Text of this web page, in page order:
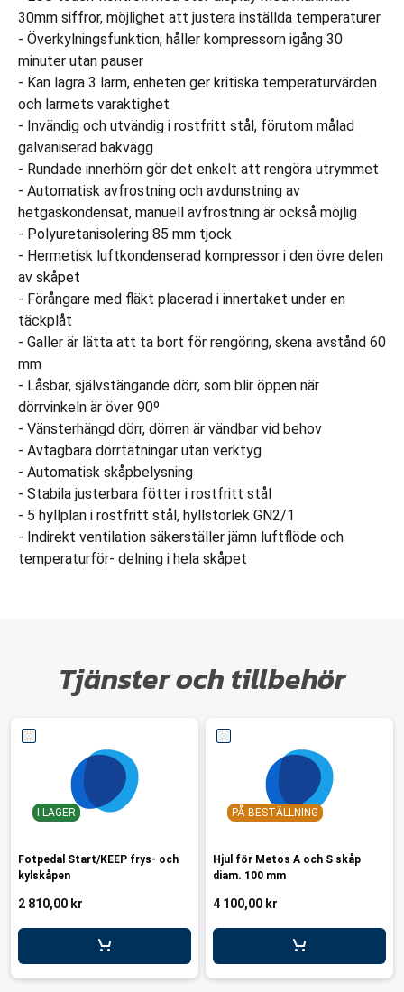
30mm siffror, möjlighet att justera inställda temperaturer
- Överkylningsfunktion, håller kompressorn igång 30
minuter utan pauser
- Kan lagra 3 larm, enheten ger kritiska temperaturvärden
och larmets varaktighet
- Invändig och utvändig i rostfritt stål, förutom målad
galvaniserad bakvägg
- Rundade innerhörn gör det enkelt att rengöra utrymmet
- Automatisk avfrostning och avdunstning av
hetgaskondensat, manuell avfrostning är också möjlig
- Polyuretanisolering 85 mm tjock
- Hermetisk luftkondenserad kompressor i den övre delen
av skåpet
- Förångare med fläkt placerad i innertaket under en
täckplåt
- Galler är lätta att ta bort för rengöring, skena avstånd 60
mm
- Låsbar, självstängande dörr, som blir öppen när
dörrvinkeln är över 90º
- Vänsterhängd dörr, dörren är vändbar vid behov
- Avtagbara dörrtätningar utan verktyg
- Automatisk skåpbelysning
- Stabila justerbara fötter i rostfritt stål
- 5 hyllplan i rostfritt stål, hyllstorlek GN2/1
- Indirekt ventilation säkerställer jämn luftflöde och
temperaturför- delning i hela skåpet
Tjänster och tillbehör
I LAGER
Fotpedal Start/KEEP frys- och
kylskåpen
2 810,00 kr
PÅ BESTÄLLNING
Hjul för Metos A och S skåp
diam. 100 mm
4 100,00 kr